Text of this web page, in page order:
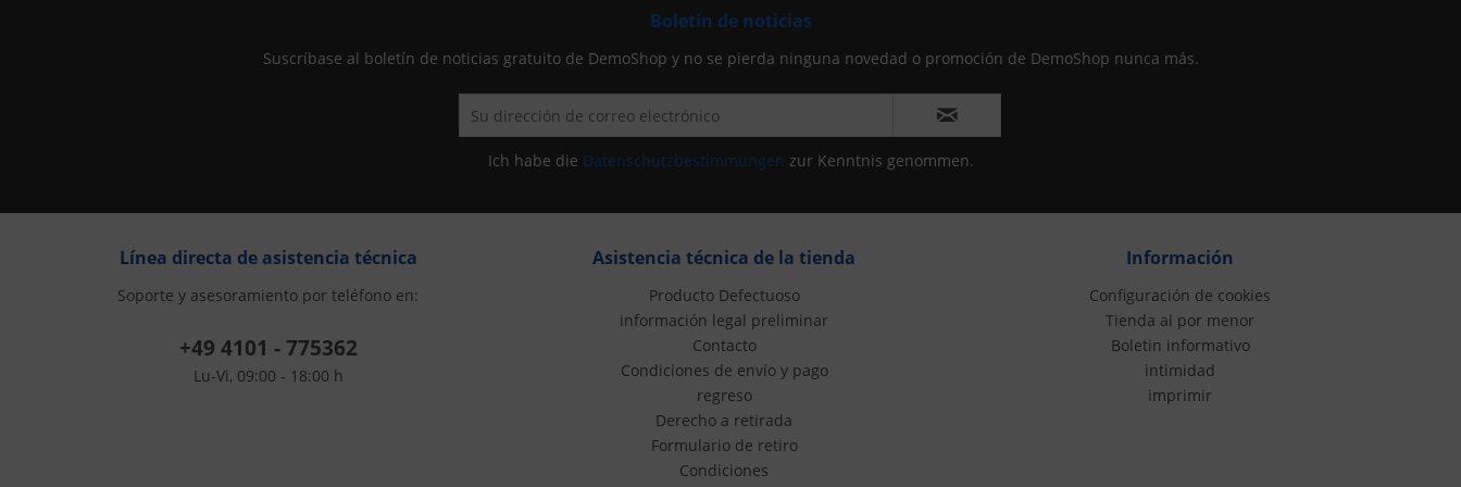
Línea directa de asistencia técnica
Soporte y asesoramiento por teléfono en:
+49 4101 - 775362
Lu-Vi, 09:00 - 18:00 h
Asistencia técnica de la tienda
Producto Defectuoso
información legal preliminar
Contacto
Condiciones de envío y pago
regreso
Derecho a retirada
Formulario de retiro
Condiciones
Información
Configuración de cookies
Tienda al por menor
Boletin informativo
intimidad
imprimir
Boletín de noticias
Suscríbase al boletín de noticias gratuito de DemoShop y no se pierda ninguna novedad o promoción de DemoShop nunca más.
Ich habe die Datenschutzbestimmungen zur Kenntnis genommen.